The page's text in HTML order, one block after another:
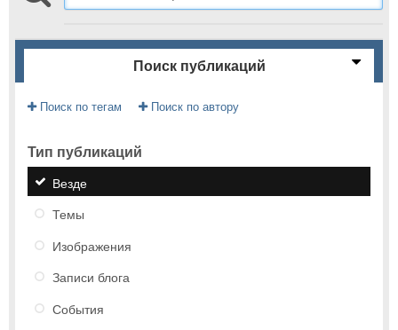
Поиск публикаций
Поиск по тегам Поиск по автору
Тип публикаций
Везде
Темы
Изображения
Записи блога
События